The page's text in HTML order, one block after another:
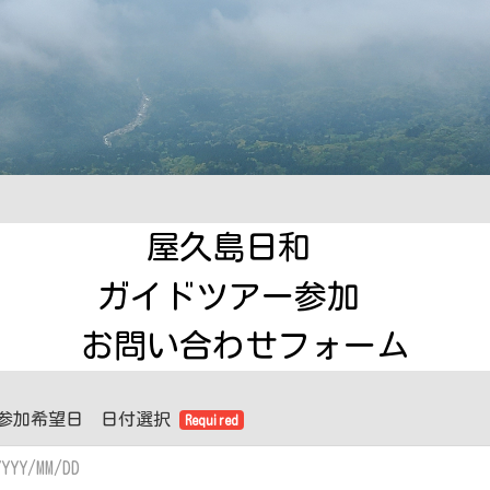
屋久島日和
ガイドツアー参加
お問い合わせフォーム
加希望日 日付選択 Required